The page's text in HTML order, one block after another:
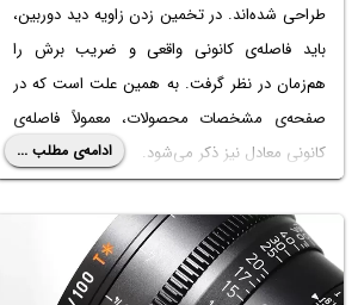
طراحی شده‌اند. در تخمین زدن زاویه دید دوربین،
باید فاصله‌ی کانونی واقعی و ضریب برش را
هم‌زمان در نظر گرفت. به همین علت است که در
صفحه‌ی مشخصات محصولات، معمولاً‌ فاصله‌ی
کانونی معادل نیز ذکر می‌شود.
در ادامه به مفهومCrop Factorیاضریب برشو
ارتباط آن باابعاد حسگرمی‌پردازیم. با ما باشید تا
حرفه‌ای‌تر و علمی‌تر از دوربین‌های حرفه‌ای استفاده
کنیم.
ادامه‌ی مطلب ...